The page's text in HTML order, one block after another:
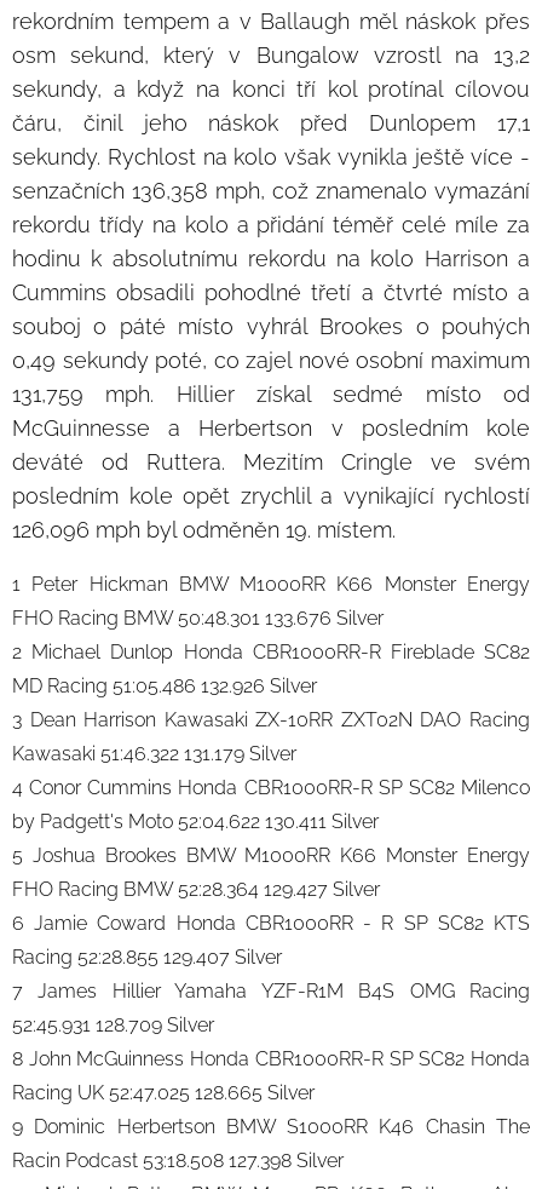
rekordním tempem a v Ballaugh měl náskok přes
osm sekund, který v Bungalow vzrostl na 13,2
sekundy, a když na konci tří kol protínal cílovou
čáru, činil jeho náskok před Dunlopem 17,1
sekundy. Rychlost na kolo však vynikla ještě více -
senzačních 136,358 mph, což znamenalo vymazání
rekordu třídy na kolo a přidání téměř celé míle za
hodinu k absolutnímu rekordu na kolo Harrison a
Cummins obsadili pohodlné třetí a čtvrté místo a
souboj o páté místo vyhrál Brookes o pouhých
0,49 sekundy poté, co zajel nové osobní maximum
131,759 mph. Hillier získal sedmé místo od
McGuinnesse a Herbertson v posledním kole
deváté od Ruttera. Mezitím Cringle ve svém
posledním kole opět zrychlil a vynikající rychlostí
126,096 mph byl odměněn 19. místem.
1 Peter Hickman BMW M1000RR K66 Monster Energy
FHO Racing BMW 50:48.301 133.676 Silver
2 Michael Dunlop Honda CBR1000RR-R Fireblade SC82
MD Racing 51:05.486 132.926 Silver
3 Dean Harrison Kawasaki ZX-10RR ZXT02N DAO Racing
Kawasaki 51:46.322 131.179 Silver
4 Conor Cummins Honda CBR1000RR-R SP SC82 Milenco
by Padgett's Moto 52:04.622 130.411 Silver
5 Joshua Brookes BMW M1000RR K66 Monster Energy
FHO Racing BMW 52:28.364 129.427 Silver
6 Jamie Coward Honda CBR1000RR - R SP SC82 KTS
Racing 52:28.855 129.407 Silver
7 James Hillier Yamaha YZF-R1M B4S OMG Racing
52:45.931 128.709 Silver
8 John McGuinness Honda CBR1000RR-R SP SC82 Honda
Racing UK 52:47.025 128.665 Silver
9 Dominic Herbertson BMW S1000RR K46 Chasin The
Racin Podcast 53:18.508 127.398 Silver